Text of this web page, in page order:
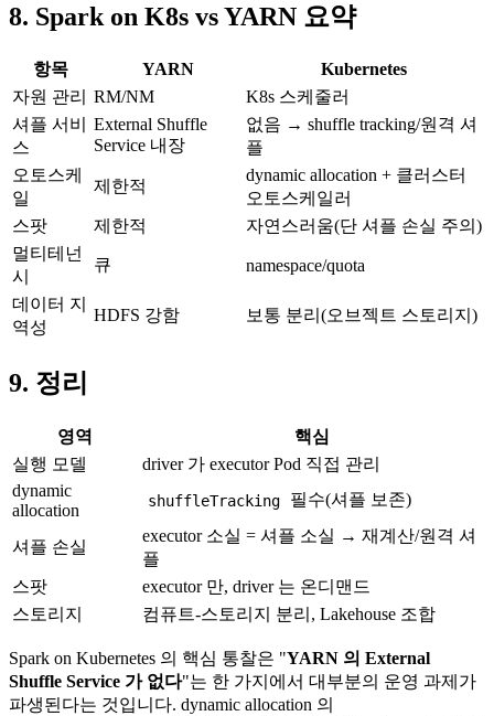
8. Spark on K8s vs YARN 요약
항목 YARN
Kubernetes
자원 관리
RM/NM
K8s 스케줄러
셔플 서비
스
External Shuffle
Service 내장
없음 → shuffle tracking/원격 셔
플
오토스케
일
제한적
dynamic allocation + 클러스터
오토스케일러
스팟
제한적
자연스러움(단 셔플 손실 주의)
멀티테넌
시
큐 namespace/quota
데이터 지
역성
HDFS 강함 보통 분리(오브젝트 스토리지)
9. 정리
영역
핵심
실행 모델
driver 가 executor Pod 직접 관리
dynamic
allocation
shuffleTracking 필수(셔플 보존)
셔플 손실
executor 소실 = 셔플 소실 → 재계산/원격 셔
플
스팟
executor 만, driver 는 온디맨드
스토리지
컴퓨트-스토리지 분리, Lakehouse 조합
Spark on Kubernetes 의 핵심 통찰은 "YARN 의 External
Shuffle Service 가 없다"는 한 가지에서 대부분의 운영 과제가
파생된다는 것입니다. dynamic allocation 의